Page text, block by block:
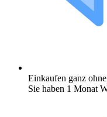
Einkaufen ganz
Sie haben 1 Monat